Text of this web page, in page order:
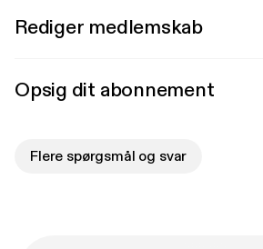
Rediger medlemskab
Opsig dit abonnement
Flere spørgsmål og svar